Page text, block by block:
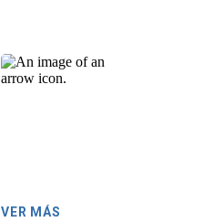
VER MÁS